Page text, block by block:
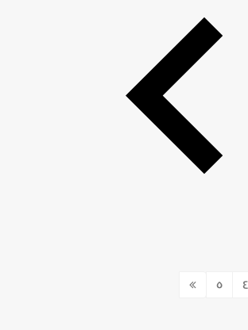
4
5